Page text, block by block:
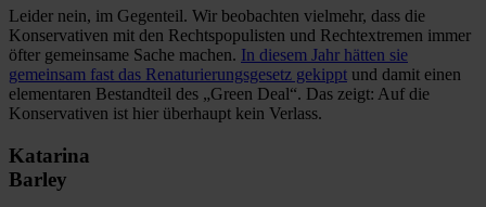
Leider nein, im Gegenteil. Wir beobachten vielmehr, dass die
Konservativen mit den Rechtspopulisten und Rechtextremen immer
öfter gemeinsame Sache machen. In diesem Jahr hätten sie
gemeinsam fast das Renaturierungsgesetz gekippt und damit einen
elementaren Bestandteil des „Green Deal“. Das zeigt: Auf die
Konservativen ist hier überhaupt kein Verlass.
Katarina
Barley